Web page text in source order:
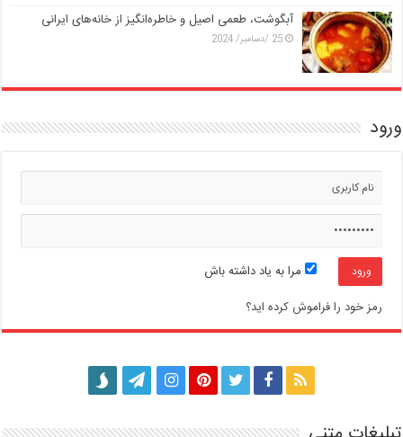
آبگوشت، طعمی اصیل و خاطره‌انگیز از خانه‌های ایرانی
25 /دسامبر/ 2024
ورود
مرا به یاد داشته باش
رمز خود را فراموش کرده اید؟